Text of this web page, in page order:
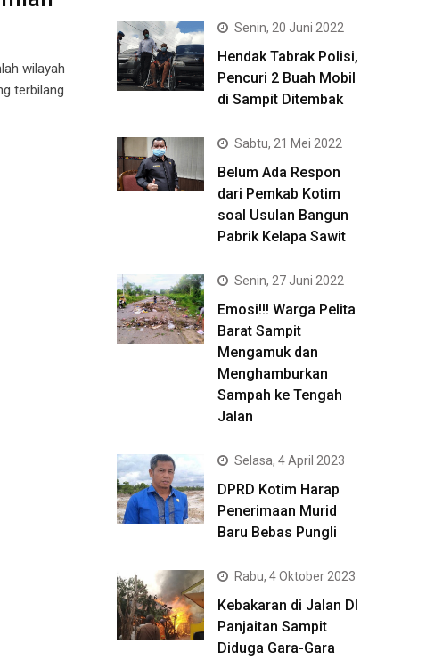
wilayah
terbilang
Senin, 20 Juni 2022
Hendak Tabrak Polisi,
Pencuri 2 Buah Mobil
di Sampit Ditembak
Sabtu, 21 Mei 2022
Belum Ada Respon
dari Pemkab Kotim
soal Usulan Bangun
Pabrik Kelapa Sawit
Senin, 27 Juni 2022
Emosi!!! Warga Pelita
Barat Sampit
Mengamuk dan
Menghamburkan
Sampah ke Tengah
Jalan
Selasa, 4 April 2023
DPRD Kotim Harap
Penerimaan Murid
Baru Bebas Pungli
Rabu, 4 Oktober 2023
Kebakaran di Jalan DI
Panjaitan Sampit
Diduga Gara-Gara